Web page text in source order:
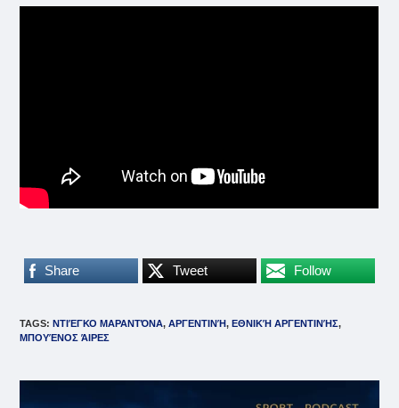
Share Tweet Follow
TAGS: NΤΙΈΓΚΟ ΜΑΡΑΝΤΌΝΑ, ΑΡΓΕΝΤΙΝΉ, ΕΘΝΙΚΉ ΑΡΓΕΝΤΙΝΉΣ,
ΜΠΟΥΈΝΟΣ ΆΙΡΕΣ